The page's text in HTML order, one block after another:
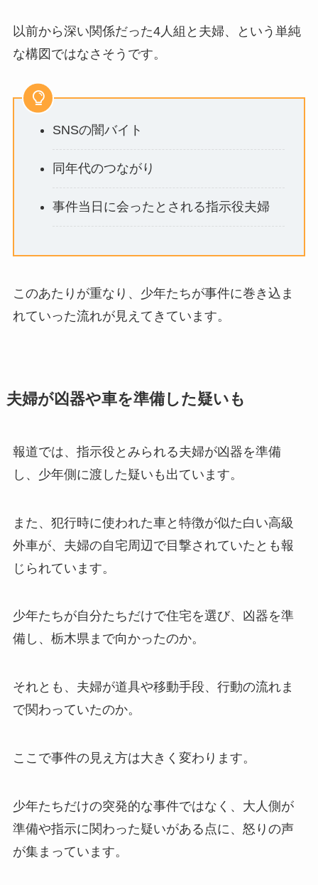
以前から深い関係だった4人組と夫婦、という単純
な構図ではなさそうです。
SNSの闇バイト
同年代のつながり
事件当日に会ったとされる指示役夫婦
このあたりが重なり、少年たちが事件に巻き込ま
れていった流れが見えてきています。
夫婦が凶器や車を準備した疑いも
報道では、指示役とみられる夫婦が凶器を準備
し、少年側に渡した疑いも出ています。
また、犯行時に使われた車と特徴が似た白い高級
外車が、夫婦の自宅周辺で目撃されていたとも報
じられています。
少年たちが自分たちだけで住宅を選び、凶器を準
備し、栃木県まで向かったのか。
それとも、夫婦が道具や移動手段、行動の流れま
で関わっていたのか。
ここで事件の見え方は大きく変わります。
少年たちだけの突発的な事件ではなく、大人側が
準備や指示に関わった疑いがある点に、怒りの声
が集まっています。